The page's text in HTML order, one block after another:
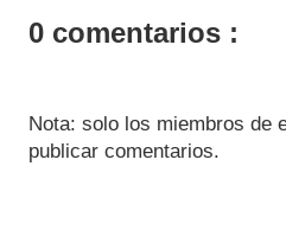
0 comentarios :
Nota: solo los miembros de
publicar comentarios.